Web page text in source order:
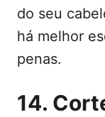
do seu
há melhor
penas.
14.